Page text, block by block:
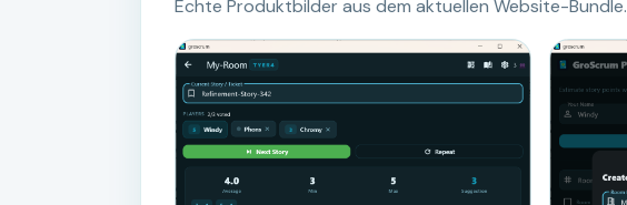
Echte Produktbilder aus dem aktuellen Website-Bundle.